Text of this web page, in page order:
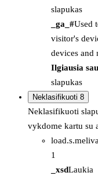
slapukas
_ga_#Used
visitor's
devices and
Ilgiausia
slapukas
Neklasifikuoti 8
Neklasifikuoti
vykdome kartu su
1
_xsdLaukia